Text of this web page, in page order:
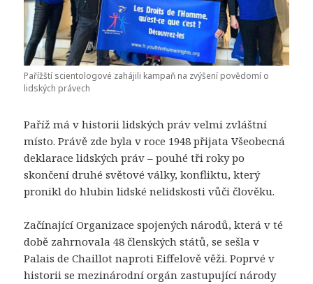
Pařížští scientologové zahájili kampaň na zvýšení povědomí o
lidských právech
Paříž má v historii lidských práv velmi zvláštní
místo. Právě zde byla v roce 1948 přijata Všeobecná
deklarace lidských práv – pouhé tři roky po
skončení druhé světové války, konfliktu, který
pronikl do hlubin lidské nelidskosti vůči člověku.
Začínající Organizace spojených národů, která v té
době zahrnovala 48 členských států, se sešla v
Palais de Chaillot naproti Eiffelově věži. Poprvé v
historii se mezinárodní orgán zastupující národy